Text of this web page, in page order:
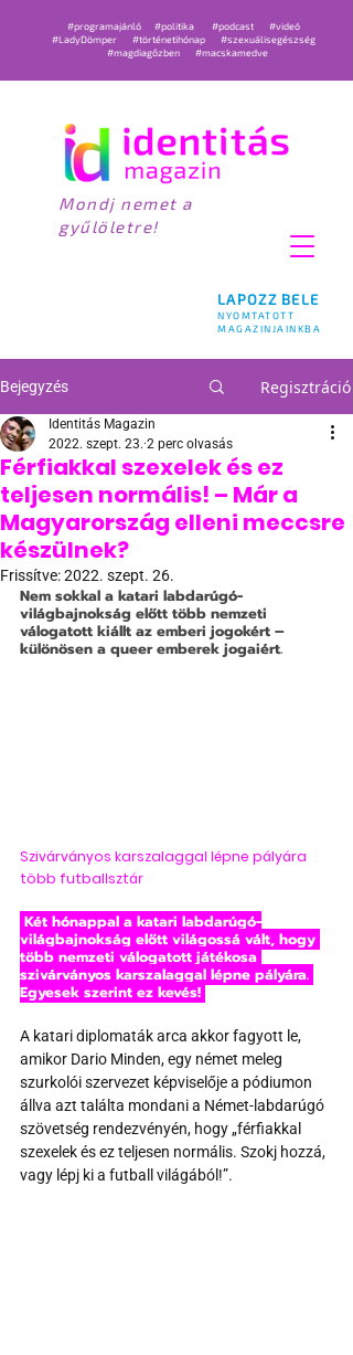
LAPOZZ BELE
NYOMTATOTT
MAGAZINJAINKBA
#programajánló #politika #podcast
#videó
#LadyDömper
#történetihónap
#szexuálisegészség
#magdiagőzben
#macskamedve
Mondj nemet a
gyűlöletre!
Bejegyzés Regisztráció
Férfiakkal szexelek és ez
teljesen normális! – Már a
Magyarország elleni meccsre
készülnek?
Identitás Magazin
2022. szept. 23. 2 perc olvasás
Frissítve:2022. szept. 26.
Nem sokkal a katari labdarúgó-
világbajnokság előtt több nemzeti
válogatott kiállt az emberi jogokért –
különösen a queer emberek jogaiért.
Szivárványos karszalaggal lépne pályára
több futballsztár
világbajnokság előtt világossá vált, hogy
több nemzeti válogatott játékosa
szivárványos karszalaggal lépne pályára.
Egyesek szerint ez kevés!
A katari diplomaták arca akkor fagyott le,
amikor Dario Minden, egy német meleg
szurkolói szervezet képviselője a pódiumon
állva azt találta mondani a Német-labdarúgó
szövetség rendezvényén, hogy „férfiakkal
szexelek és ez teljesen normális. Szokj hozzá,
vagy lépj ki a futball világából!”.